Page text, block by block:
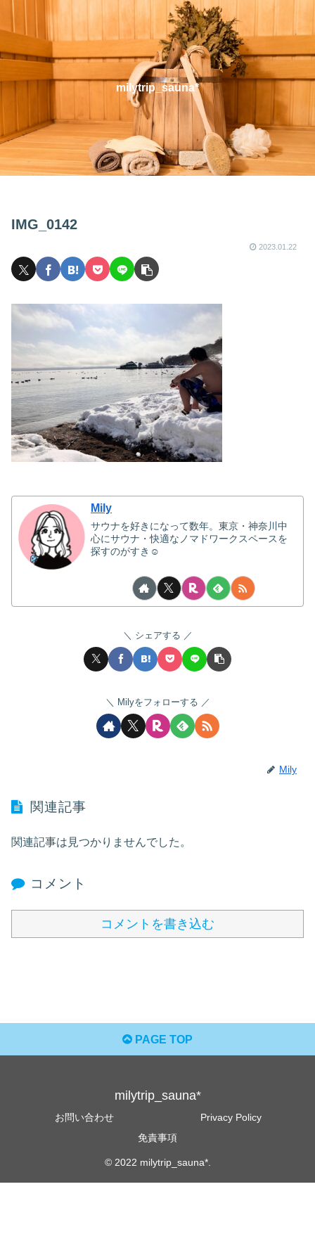
milytrip_sauna*
IMG_0142
2023.01.22
Mily
サウナを好きになって数年。東京・神奈川中
心にサウナ・快適なノマドワークスペースを
探すのがすき☺
シェアする
Milyをフォローする
Mily
関連記事
関連記事は見つかりませんでした。
コメント
コメントを書き込む
PAGE TOP
milytrip_sauna*
お問い合わせ
Privacy Policy
免責事項
© 2022 milytrip_sauna*.